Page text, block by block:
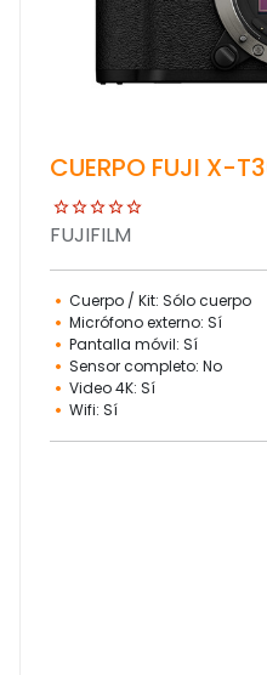
CUERPO FUJI X-
FUJIFILM
Cuerpo / Kit: Sólo cuerpo
Micrófono externo: Sí
Pantalla móvil: Sí
Sensor completo: No
Video 4K: Sí
Wifi: Sí